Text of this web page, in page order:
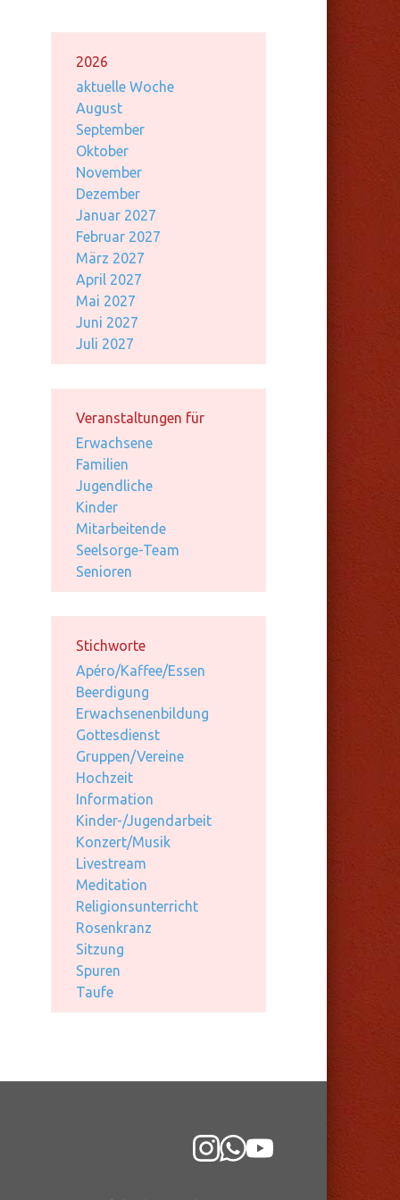
2026
aktuelle Woche
August
September
Oktober
November
Dezember
Januar 2027
Februar 2027
März 2027
April 2027
Mai 2027
Juni 2027
Juli 2027
Veranstaltungen für
Erwachsene
Familien
Jugendliche
Kinder
Mitarbeitende
Seelsorge-Team
Senioren
Stichworte
Apéro/Kaffee/Essen
Beerdigung
Erwachsenenbildung
Gottesdienst
Gruppen/Vereine
Hochzeit
Information
Kinder-/Jugendarbeit
Konzert/Musik
Livestream
Meditation
Religionsunterricht
Rosenkranz
Sitzung
Spuren
Taufe